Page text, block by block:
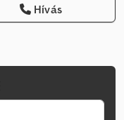
Hívás